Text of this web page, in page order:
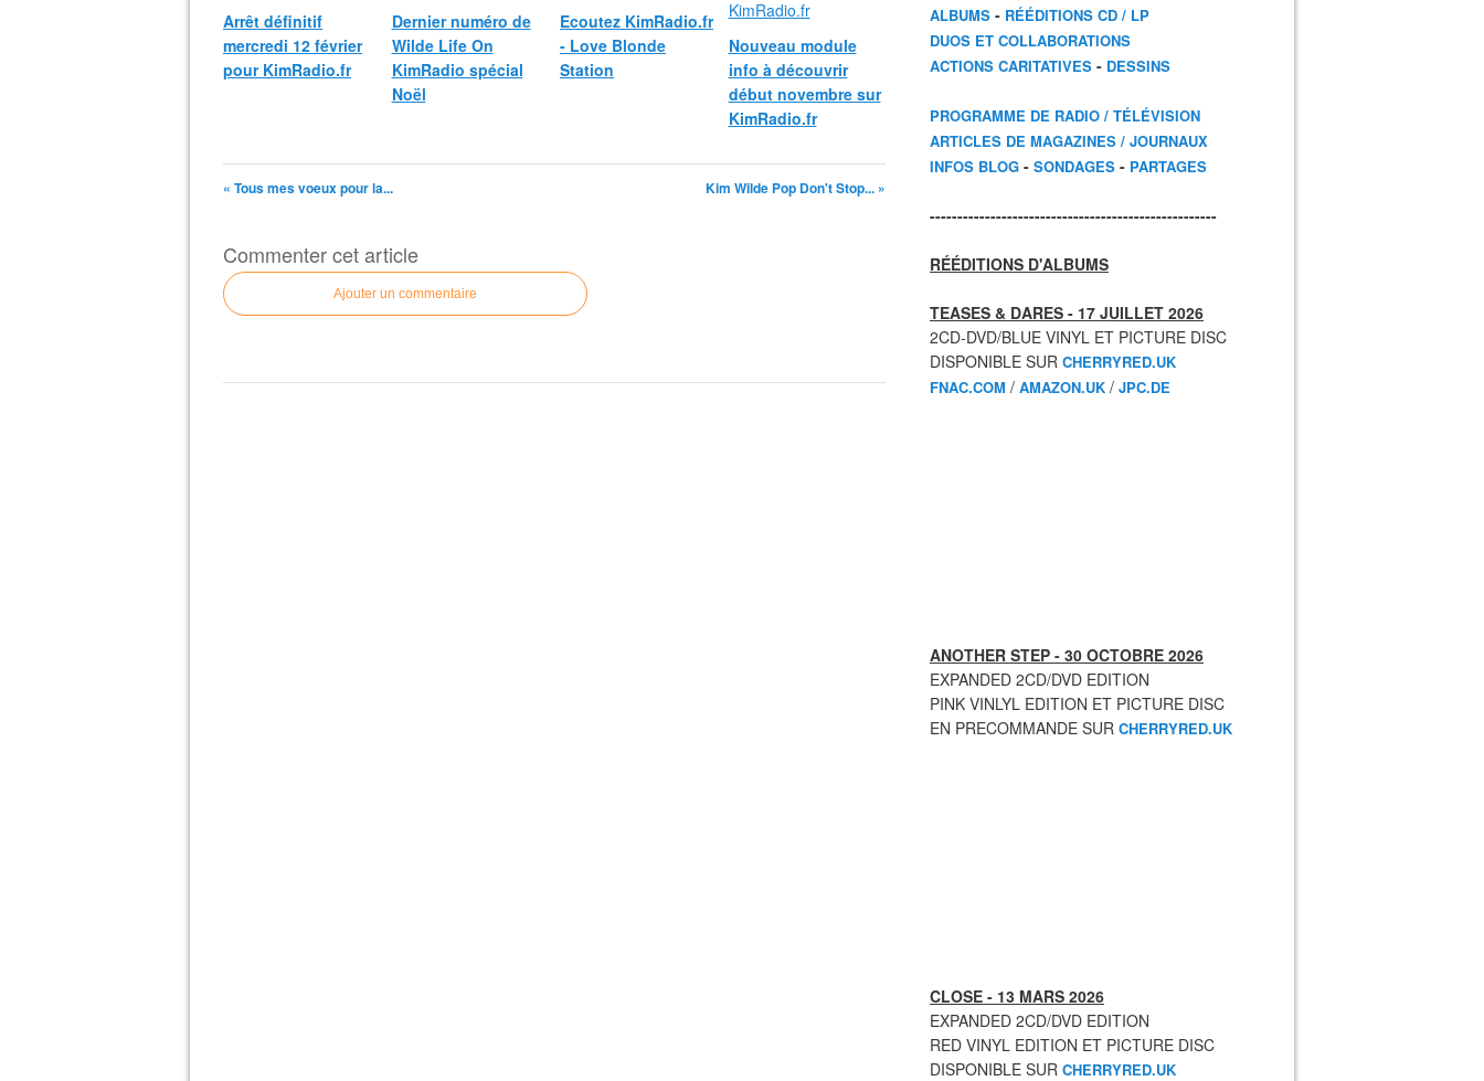
Arrêt définitif
mercredi 12 février
pour KimRadio.fr
Dernier numéro de
Wilde Life On
KimRadio spécial
Noël
Ecoutez KimRadio.fr
- Love Blonde
Station
Nouveau module
info à découvrir
début novembre sur
KimRadio.fr
« Tous mes voeux pour la... Kim Wilde Pop Don't Stop... »
Commenter cet article
Ajouter un commentaire
ALBUMS - RÉÉDITIONS CD / LP
DUOS ET COLLABORATIONS
ACTIONS CARITATIVES - DESSINS
PROGRAMME DE RADIO / TÉLÉVISION
ARTICLES DE MAGAZINES / JOURNAUX
INFOS BLOG - SONDAGES - PARTAGES
----------------------------------------------------
RÉÉDITIONS D'ALBUMS
TEASES & DARES - 17 JUILLET 2026
2CD-DVD/BLUE VINYL ET PICTURE DISC
DISPONIBLE SUR CHERRYRED.UK
FNAC.COM / AMAZON.UK / JPC.DE
ANOTHER STEP - 30 OCTOBRE 2026
EXPANDED 2CD/DVD EDITION
PINK VINLYL EDITION ET PICTURE DISC
EN PRECOMMANDE SUR CHERRYRED.UK
CLOSE - 13 MARS 2026
EXPANDED 2CD/DVD EDITION
RED VINYL EDITION ET PICTURE DISC
DISPONIBLE SUR CHERRYRED.UK